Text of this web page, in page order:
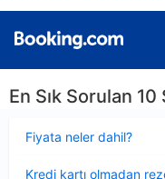
En Sık Sorulan 10
Fiyata neler dahil?
Kredi kartı olmadan